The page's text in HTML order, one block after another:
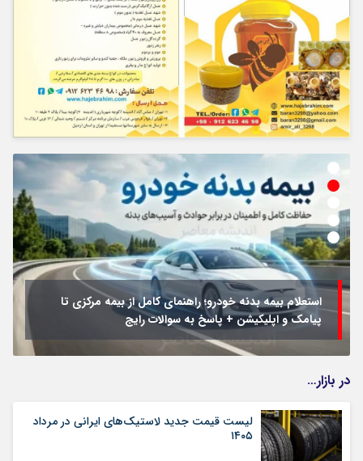
استعلام بیمه بدنه خودرو؛ راهنمای کامل از بیمه مرکزی تا
پیامک و اپلیکیشن + پاسخ به سوالات رایج
در بازار…
لیست قیمت جدید لاستیک‌های ایرانی در مرداد
۱۴۰۵